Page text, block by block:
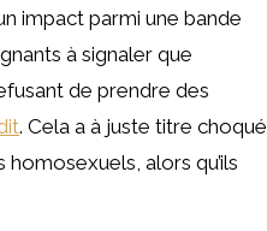
impact parmi une bande
à signaler que
de prendre des
. Cela a à juste titre choqué
alors qu’ils